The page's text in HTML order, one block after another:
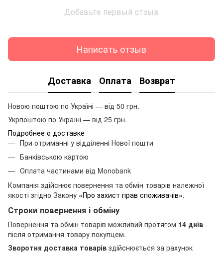
Добавьте первый отзыв
Написать отзыв
Доставка Оплата Возврат
Новою поштою по Україні — від 50 грн.
Укрпоштою по Україні — від 25 грн.
Подробнее о доставке
При отриманні у відділенні Нової пошти
Банківською картою
Оплата частинами від Monobank
Компанія здійснює повернення та обмін товарів належної
якості згідно Закону «Про захист прав споживачів».
Строки повернення і обміну
Повернення та обмін товарів можливий протягом 14 днів
після отримання товару покупцем.
Зворотня доставка товарів здійснюється за рахунок